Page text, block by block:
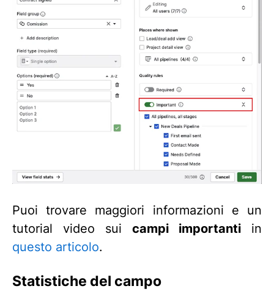
Puoi trovare maggiori informazioni e un
tutorial video sui campi importanti in
questo articolo.
Statistiche del campo